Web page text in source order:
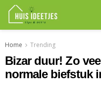
Home Trending
Bizar duur! Zo
normale biefstuk